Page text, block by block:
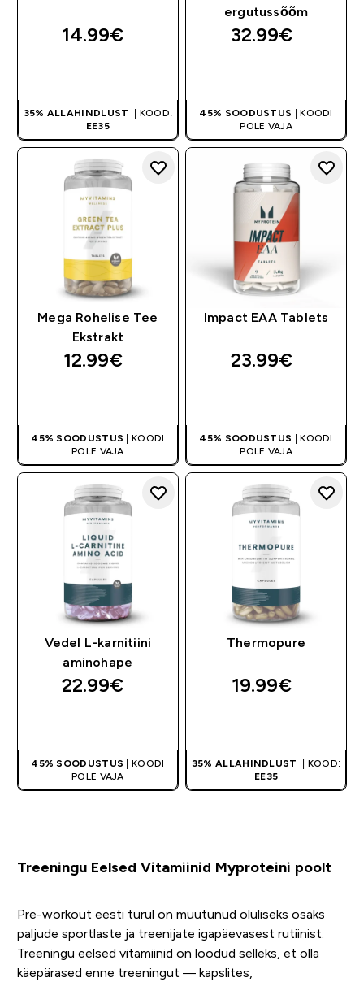
14.99€‎
35% ALLAHINDLUST
| KOOD:
EE35
ergutussõõm
32.99€‎
45% SOODUSTUS | KOODI
POLE VAJA
Mega Rohelise Tee
Ekstrakt
12.99€‎
45% SOODUSTUS | KOODI
POLE VAJA
Impact EAA Tablets
23.99€‎
45% SOODUSTUS | KOODI
POLE VAJA
Vedel L-karnitiini
aminohape
22.99€‎
45% SOODUSTUS | KOODI
POLE VAJA
Thermopure
19.99€‎
35% ALLAHINDLUST
| KOOD:
EE35
Treeningu Eelsed Vitamiinid Myproteini poolt
Pre-workout eesti turul on muutunud oluliseks osaks
paljude sportlaste ja treenijate igapäevasest rutiinist.
Treeningu eelsed vitamiinid on loodud selleks, et olla
käepärased enne treeningut — kapslites,